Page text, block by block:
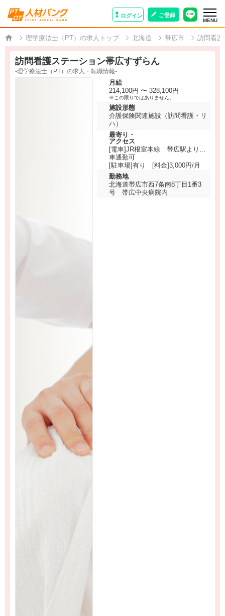
ログイン ご登録
MENU
理学療法士（PT）の求人トップ 北海道 帯広市 訪問看
訪問看護ステーション帯広すずらん
-理学療法士（PT）の求人・転職情報-
月給
214,100円 〜 328,100円
※この限りではありません。
施設形態
介護保険関連施設（訪問看護・リ
ハ）
最寄り・
アクセス
[電車]JR根室本線 帯広駅より徒
歩15分
車通勤可
[駐車場]有り [料金]3,000円/月
勤務地
北海道帯広市西7条南8丁目1番3
号 帯広中央病院内